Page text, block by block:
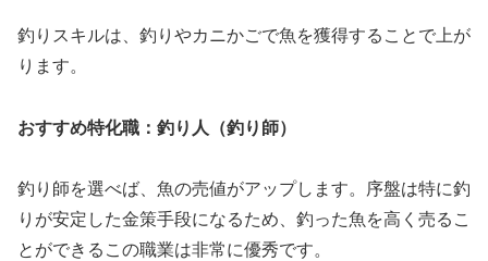
釣りスキルは、釣りやカニかごで魚を獲得することで上が
ります。
おすすめ特化職：釣り人（釣り師）
釣り師を選べば、魚の売値がアップします。序盤は特に釣
りが安定した金策手段になるため、釣った魚を高く売るこ
とができるこの職業は非常に優秀です。